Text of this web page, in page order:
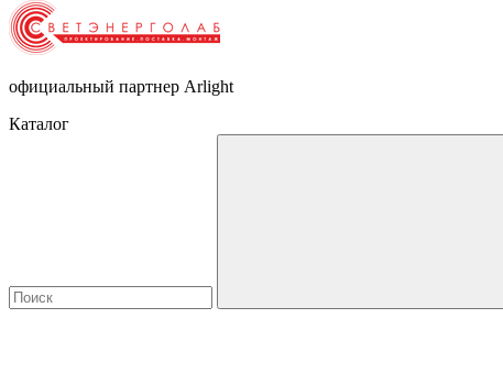
официальный партнер Arlight
Каталог